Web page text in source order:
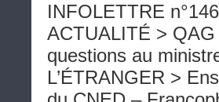
INFOLETTRE
ACTUALITÉ >
questions au
L’ÉTRANGER >